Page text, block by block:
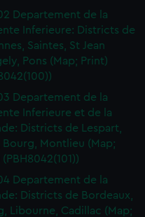
Departement de la
Inferieure: Districts de
Saintes, St Jean
Pons (Map; Print)
Departement de la
Inferieure et de la
Districts de Lespart,
Bourg, Montlieu (Map;
(PBH8042(101))
Departement de la
Districts de Bordeaux,
Libourne, Cadillac (Map;